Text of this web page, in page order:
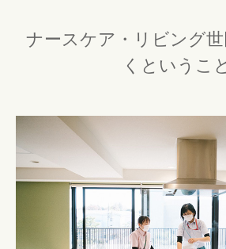
ナースケア・リビング
くということ